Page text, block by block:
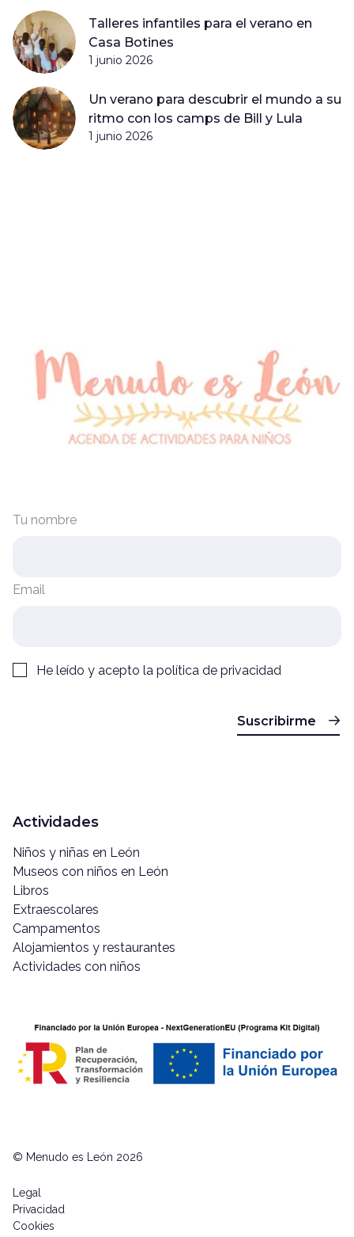
Talleres infantiles para el verano en
Casa Botines
1 junio 2026
Un verano para descubrir el mundo a su
ritmo con los camps de Bill y Lula
1 junio 2026
Tu nombre
Email
He leído y acepto la política de privacidad
Suscribirme
Actividades
Niños y niñas en León
Museos con niños en León
Libros
Extraescolares
Campamentos
Alojamientos y restaurantes
Actividades con niños
© Menudo es León 2026
Legal
Privacidad
Cookies